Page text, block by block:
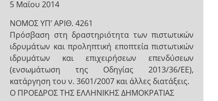
5 Μαΐου 2014
NOMOΣ ΥΠ’ ΑΡΙΘ. 4261
Πρόσβαση στη δραστηριότητα των πιστωτικών
ιδρυμάτων και προληπτική εποπτεία πιστωτικών
ιδρυμάτων και επιχειρήσεων επενδύσεων
(ενσωμάτωση της Οδηγίας 2013/36/ΕΕ),
κατάργηση του ν. 3601/2007 και άλλες διατάξεις.
Ο ΠΡΟΕΔΡΟΣ ΤΗΣ ΕΛΛΗΝΙΚΗΣ ΔΗΜΟΚΡΑΤΙΑΣ